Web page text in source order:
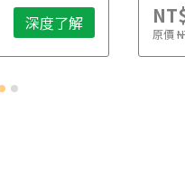
深度了解 原價